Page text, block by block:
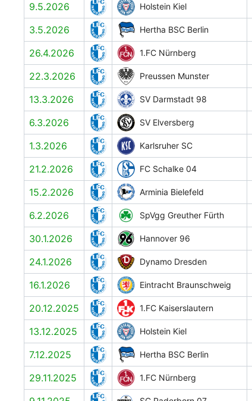
9.5.2026
Holstein Kiel
3.5.2026
Hertha BSC Berlin
26.4.2026
1.FC Nürnberg
22.3.2026 Preussen Munster
13.3.2026
SV Darmstadt 98
6.3.2026
SV Elversberg
1.3.2026
Karlsruher SC
21.2.2026
FC Schalke 04
15.2.2026
Arminia Bielefeld
6.2.2026
SpVgg Greuther Fürth
30.1.2026 Hannover 96
24.1.2026 Dynamo Dresden
16.1.2026 Eintracht Braunschweig
20.12.2025 1.FC Kaiserslautern
13.12.2025 Holstein Kiel
7.12.2025 Hertha BSC Berlin
29.11.2025 1.FC Nürnberg